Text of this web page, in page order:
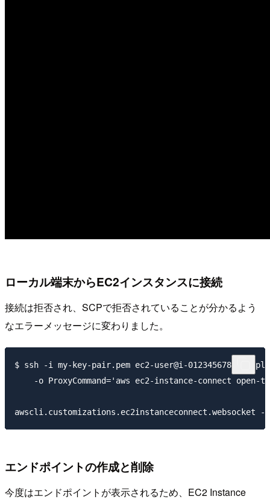
ローカル端末からEC2インスタンスに接続
接続は拒否され、SCPで拒否されていることが分かるよう
なエラーメッセージに変わりました。
$ ssh -i my-key-pair.pem ec2-user@i-
-o ProxyCommand='aws ec2-instance-connect open-
エンドポイントの作成と削除
今度はエンドポイントが表示されるため、EC2 Instance